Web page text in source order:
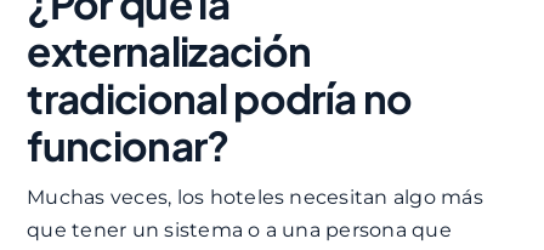
externalización
tradicional podría no
funcionar?
Muchas veces, los hoteles necesitan algo más
que tener un sistema o a una persona que